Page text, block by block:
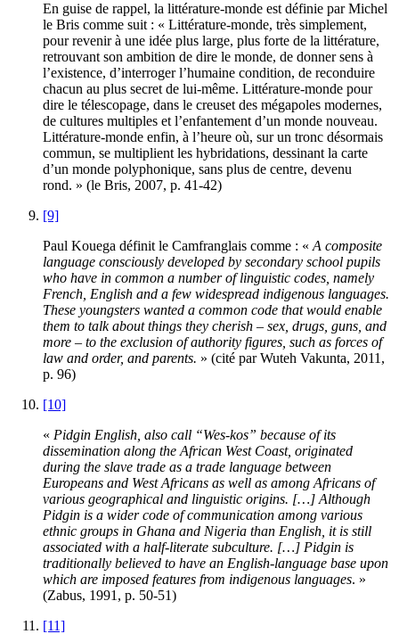
En guise de rappel, la littérature-monde est définie par Michel
le Bris comme suit : « Littérature-monde, très simplement,
pour revenir à une idée plus large, plus forte de la littérature,
retrouvant son ambition de dire le monde, de donner sens à
l’existence, d’interroger l’humaine condition, de reconduire
chacun au plus secret de lui-même. Littérature-monde pour
dire le télescopage, dans le creuset des mégapoles modernes,
de cultures multiples et l’enfantement d’un monde nouveau.
Littérature-monde enfin, à l’heure où, sur un tronc désormais
commun, se multiplient les hybridations, dessinant la carte
d’un monde polyphonique, sans plus de centre, devenu
rond. » (le Bris, 2007, p. 41-42)
[9]
Paul Kouega définit le Camfranglais comme : « A composite
language consciously developed by secondary school pupils
who have in common a number of linguistic codes, namely
French, English and a few widespread indigenous languages.
These youngsters wanted a common code that would enable
them to talk about things they cherish – sex, drugs, guns, and
more – to the exclusion of authority figures, such as forces of
law and order, and parents. » (cité par Wuteh Vakunta, 2011,
p. 96)
[10]
« Pidgin English, also call “Wes-kos” because of its
dissemination along the African West Coast, originated
during the slave trade as a trade language between
Europeans and West Africans as well as among Africans of
various geographical and linguistic origins. […] Although
Pidgin is a wider code of communication among various
ethnic groups in Ghana and Nigeria than English, it is still
associated with a half-literate subculture. […] Pidgin is
traditionally believed to have an English-language base upon
which are imposed features from indigenous languages. »
(Zabus, 1991, p. 50-51)
[11]